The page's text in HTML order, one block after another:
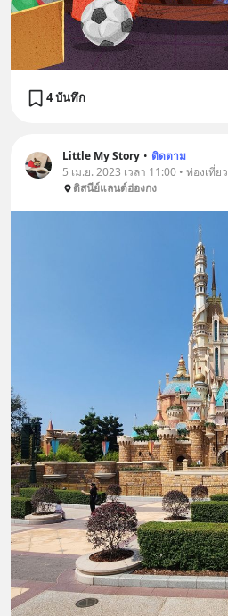
4 บันทึก
Little My Story • ติดตาม
5 เม.ย. 2023 เวลา 11:00 • ท่องเที่ยว
ดิสนีย์แลนด์ฮ่องกง